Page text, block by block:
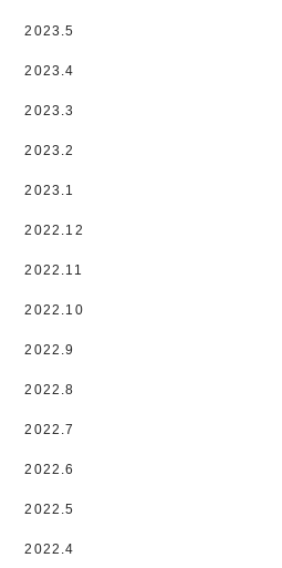
2023.5
2023.4
2023.3
2023.2
2023.1
2022.12
2022.11
2022.10
2022.9
2022.8
2022.7
2022.6
2022.5
2022.4